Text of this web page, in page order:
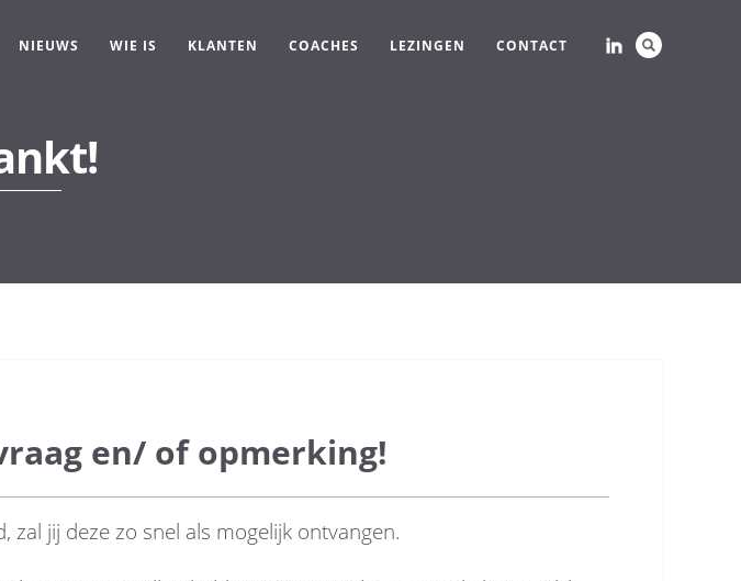
NIEUWS WIE IS KLANTEN COACHES LEZINGEN CONTACT
en/ of opmerking!
jij deze zo snel als mogelijk ontvangen.